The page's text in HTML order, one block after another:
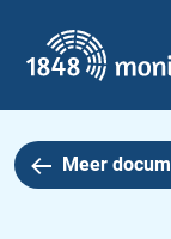
Hoofdmenu
Meer